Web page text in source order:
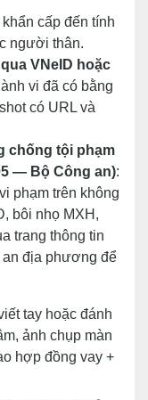
cấp đến tính
người thân.
VNeID hoặc
vi đã có bằng
có URL và
chống tội phạm
— Bộ Công an):
phạm trên không
bôi nhọ MXH,
trang thông tin
an địa phương để
tay hoặc đánh
ảnh chụp màn
hợp đồng vay +